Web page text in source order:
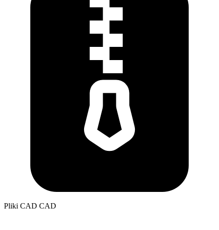
Pliki CAD CAD